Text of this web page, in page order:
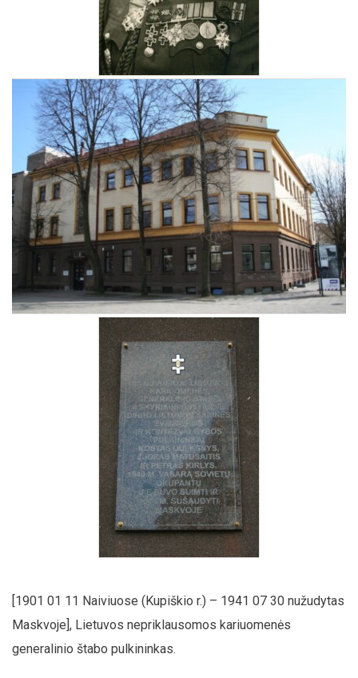
[1901 01 11 Naiviuose (Kupiškio r.) – 1941 07 30 nužudytas
Maskvoje], Lietuvos nepriklausomos kariuomenės
generalinio štabo pulkininkas.